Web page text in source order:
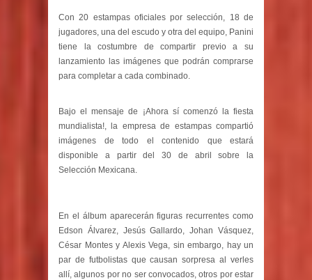
Con 20 estampas oficiales por selección, 18 de
jugadores, una del escudo y otra del equipo, Panini
tiene la costumbre de compartir previo a su
lanzamiento las imágenes que podrán comprarse
para completar a cada combinado.
Bajo el mensaje de ¡Ahora sí comenzó la fiesta
mundialista!, la empresa de estampas compartió
imágenes de todo el contenido que estará
disponible a partir del 30 de abril sobre la
Selección Mexicana.
En el álbum aparecerán figuras recurrentes como
Edson Álvarez, Jesús Gallardo, Johan Vásquez,
César Montes y Alexis Vega, sin embargo, hay un
par de futbolistas que causan sorpresa al verles
allí, algunos por no ser convocados, otros por estar